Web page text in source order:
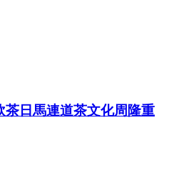
茶日馬連道茶文化周隆重